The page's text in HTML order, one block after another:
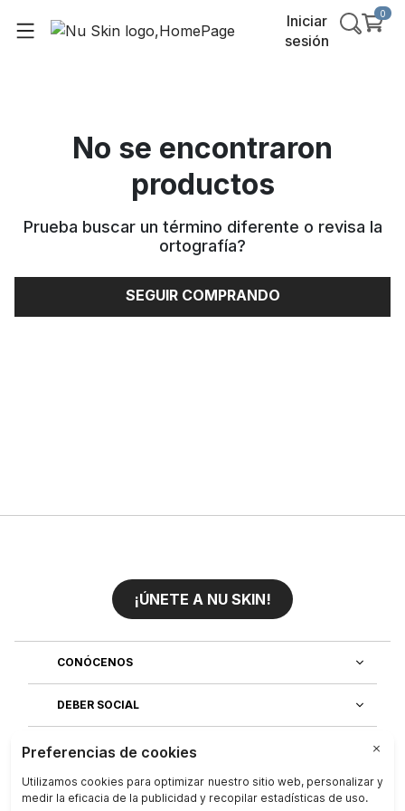
Iniciar
sesión
0
No se encontraron
productos
Prueba buscar un término diferente o revisa la
ortografía?
SEGUIR COMPRANDO
¡ÚNETE A NU SKIN!
CONÓCENOS
DEBER SOCIAL
ÚNETE AL EQUIPO
DESCUBRE NUESTRAS APLICACIONES